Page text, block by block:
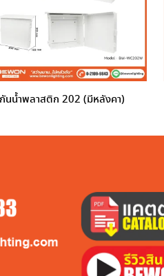
นน้ำพลาสติก 202 (มีหลังคา)